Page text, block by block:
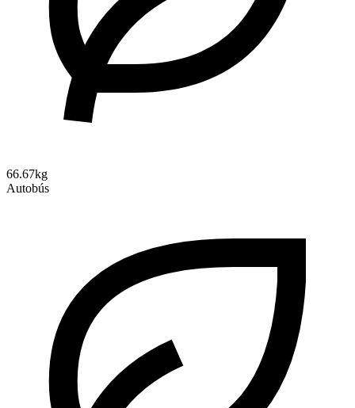
66.67kg
Autobús